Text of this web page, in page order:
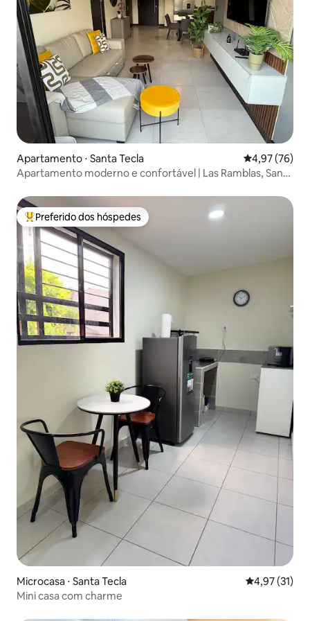
Apartamento ⋅ Santa Tecla 4,97 de uma
4,97 (76)
Apartamento moderno e confortável | Las Ramblas, Santa
Entre os melhores preferidos dos hóspedes
Preferido dos hóspedes
Microcasa ⋅ Santa Tecla 4,97 de uma
4,97 (31)
Mini casa com charme